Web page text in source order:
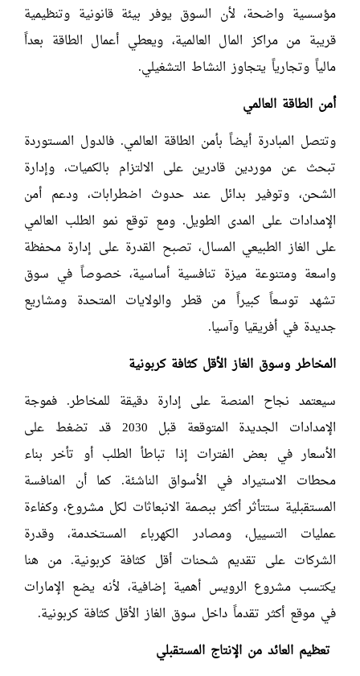
مؤسسية واضحة، لأن السوق يوفر بيئة قانونية وتنظيمية
قريبة من مراكز المال العالمية، ويعطي أعمال الطاقة بعداً
مالياً وتجارياً يتجاوز النشاط التشغيلي.
أمن الطاقة العالمي
وتتصل المبادرة أيضاً بأمن الطاقة العالمي. فالدول المستوردة
تبحث عن موردين قادرين على الالتزام بالكميات، وإدارة
الشحن، وتوفير بدائل عند حدوث اضطرابات، ودعم أمن
الإمدادات على المدى الطويل. ومع توقع نمو الطلب العالمي
على الغاز الطبيعي المسال، تصبح القدرة على إدارة محفظة
واسعة ومتنوعة ميزة تنافسية أساسية، خصوصاً في سوق
تشهد توسعاً كبيراً من قطر والولايات المتحدة ومشاريع
جديدة في أفريقيا وآسيا.
المخاطر وسوق الغاز الأقل كثافة كربونية
سيعتمد نجاح المنصة على إدارة دقيقة للمخاطر. فموجة
الإمدادات الجديدة المتوقعة قبل 2030 قد تضغط على
الأسعار في بعض الفترات إذا تباطأ الطلب أو تأخر بناء
محطات الاستيراد في الأسواق الناشئة. كما أن المنافسة
المستقبلية ستتأثر أكثر ببصمة الانبعاثات لكل مشروع، وكفاءة
عمليات التسييل، ومصادر الكهرباء المستخدمة، وقدرة
الشركات على تقديم شحنات أقل كثافة كربونية. من هنا
يكتسب مشروع الرويس أهمية إضافية، لأنه يضع الإمارات
في موقع أكثر تقدماً داخل سوق الغاز الأقل كثافة كربونية.
تعظيم العائد من الإنتاج المستقبلي